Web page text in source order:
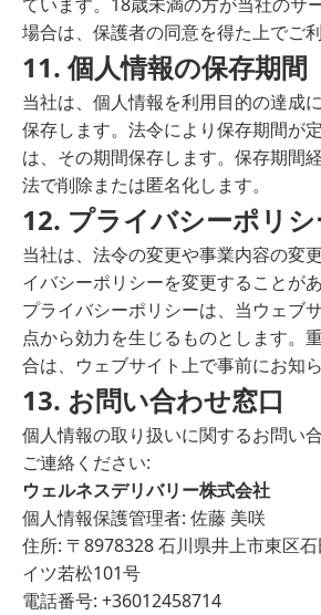
場合は、保護者の同意を得た上でご利
11. 個人情報の保存期間
当社は、個人情報を利用目的の達成
保存します。法令により保存期間が
は、その期間保存します。保存期間
法で削除または匿名化します。
12. プライバシーポリ
当社は、法令の変更や事業内容の変
イバシーポリシーを変更することが
プライバシーポリシーは、当ウェブ
点から効力を生じるものとします。
合は、ウェブサイト上で事前にお知
13. お問い合わせ窓口
個人情報の取り扱いに関するお問い
ご連絡ください:
ウェルネスデリバリー株式会社
個人情報保護管理者: 佐藤 美咲
住所: 〒8978328 石川県井上市東区
イツ若松101号
電話番号: +36012458714